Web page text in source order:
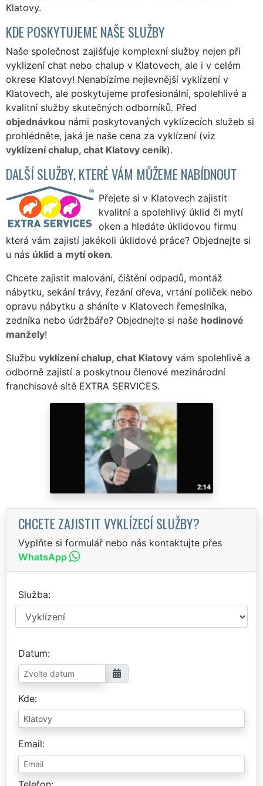
Klatovy.
KDE POSKYTUJEME NAŠE SLUŽBY
Naše společnost zajišťuje komplexní služby nejen při
vyklizení chat nebo chalup v Klatovech, ale i v celém
okrese Klatovy! Nenabízíme nejlevnější vyklízení v
Klatovech, ale poskytujeme profesionální, spolehlivé a
kvalitní služby skutečných odborníků. Před
objednávkou námi poskytovaných vyklízecích služeb si
prohlédněte, jaká je naše cena za vyklízení (viz
vyklízení chalup, chat Klatovy ceník).
DALŠÍ SLUŽBY, KTERÉ VÁM MŮŽEME NABÍDNOUT
Přejete si v Klatovech zajistit
kvalitní a spolehlivý úklid či mytí
oken a hledáte úklidovou firmu
která vám zajistí jakékoli úklidové práce? Objednejte si
u nás úklid a mytí oken.
Chcete zajistit malování, čištění odpadů, montáž
nábytku, sekání trávy, řezání dřeva, vrtání poliček nebo
opravu nábytku a sháníte v Klatovech řemeslníka,
zedníka nebo údržbáře? Objednejte si naše hodinové
manžely!
Službu vyklízení chalup, chat Klatovy vám spolehlivě a
odborně zajistí a poskytnou členové mezinárodní
franchisové sítě EXTRA SERVICES.
CHCETE ZAJISTIT VYKLÍZECÍ SLUŽBY?
Vyplňte si formulář nebo nás kontaktujte přes
WhatsApp
Služba
Datum
Kde
Email